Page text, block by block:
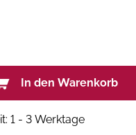
In den Warenkorb
1 - 3 Werktage